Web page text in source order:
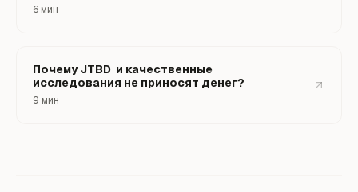
6 мин
Почему JTBD и качественные
исследования не приносят денег?
9 мин